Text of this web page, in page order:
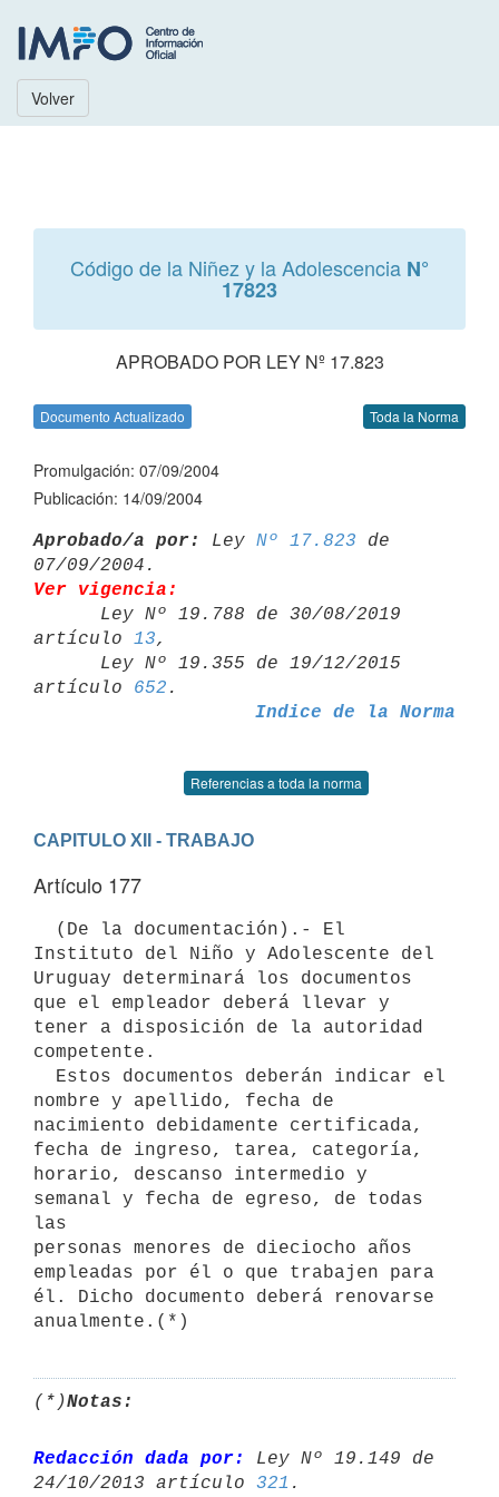
Volver
Código de la Niñez y la Adolescencia N°
17823
APROBADO POR LEY Nº 17.823
Documento Actualizado Toda la Norma
Promulgación: 07/09/2004
Publicación: 14/09/2004
Aprobado/a por: Ley Nº 17.823 de
Ver vigencia:
artículo 13,
artículo 652
Indice de la Norma
Referencias a toda la norma
CAPITULO XII - TRABAJO
Artículo 177
Instituto del Niño y Adolescente del
Uruguay determinará los documentos
que el empleador deberá llevar y
tener a disposición de la autoridad
competente.
nombre y apellido, fecha de
nacimiento debidamente certificada,
fecha de ingreso, tarea, categoría,
horario, descanso intermedio y
semanal y fecha de egreso, de todas
las
personas menores de dieciocho años
empleadas por él o que trabajen para
él. Dicho documento deberá renovarse
(*)Notas:
Redacción dada por:
Ley Nº 19.149 de
24/10/2013 artículo 321